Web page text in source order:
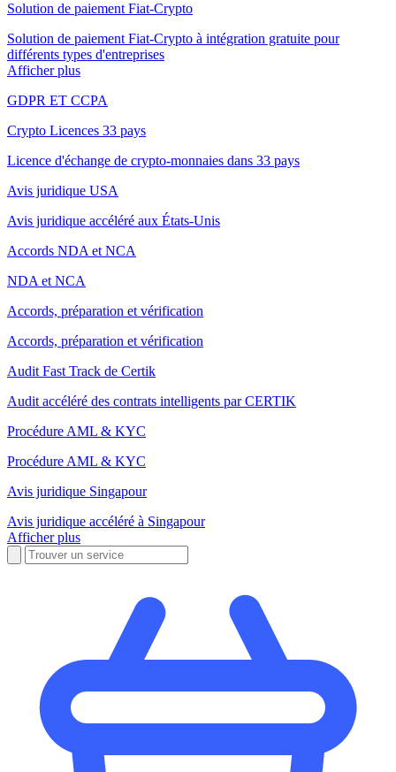
Solution de paiement Fiat-Crypto
Solution de paiement Fiat-Crypto à intégration gratuite pour
différents types d'entreprises
Afficher plus
GDPR ET CCPA
Crypto Licences 33 pays
Licence d'échange de crypto-monnaies dans 33 pays
Avis juridique USA
Avis juridique accéléré aux États-Unis
Accords NDA et NCA
NDA et NCA
Accords, préparation et vérification
Accords, préparation et vérification
Audit Fast Track de Certik
Audit accéléré des contrats intelligents par CERTIK
Procédure AML & KYC
Procédure AML & KYC
Avis juridique Singapour
Avis juridique accéléré à Singapour
Afficher plus